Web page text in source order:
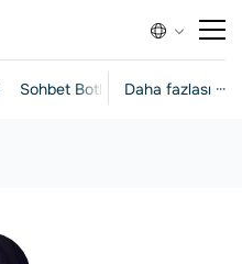
Daha fazlası ···
Sohbet Botları Açılış Sayfaları